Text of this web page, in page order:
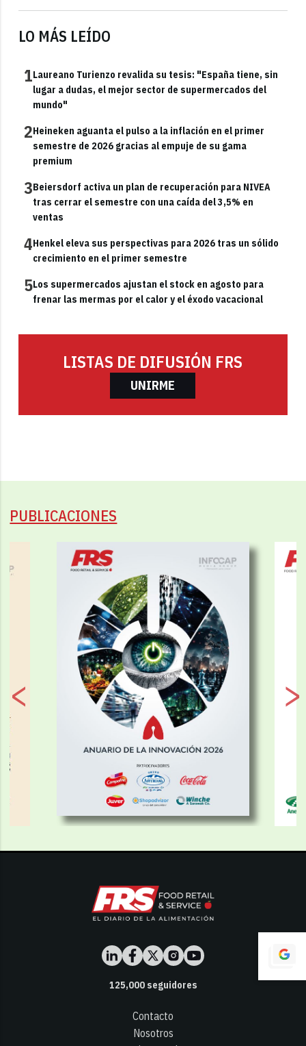
LO MÁS LEÍDO
1Laureano Turienzo revalida su tesis: "España tiene, sin
lugar a dudas, el mejor sector de supermercados del
mundo"
2Heineken aguanta el pulso a la inflación en el primer
semestre de 2026 gracias al empuje de su gama
premium
3Beiersdorf activa un plan de recuperación para NIVEA
tras cerrar el semestre con una caída del 3,5% en
ventas
4Henkel eleva sus perspectivas para 2026 tras un sólido
crecimiento en el primer semestre
5Los supermercados ajustan el stock en agosto para
frenar las mermas por el calor y el éxodo vacacional
LISTAS DE DIFUSIÓN FRS
UNIRME
PUBLICACIONES
125,000seguidores
Contacto
Nosotros